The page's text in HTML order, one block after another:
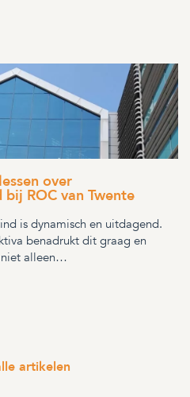
over
ROC van Twente
is dynamisch en uitdagend.
benadrukt dit graag en
niet alleen…
artikelen